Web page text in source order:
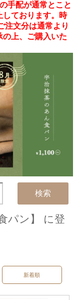
手配が通常とこと
しております。時
注文分は通常より
上、ご購入いた
検索
パン】 に登
新着順